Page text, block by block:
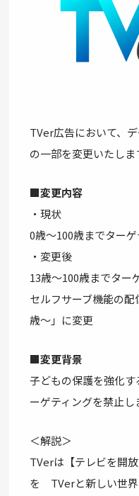
TVer広告において、
の一部を変更いたしま
■変更内容
・現状
0歳～100歳までター
・変更後
13歳～100歳までター
セルフサーブ機能の
歳～」に変更
■変更背景
子どもの保護を強化
ーゲティングを禁止し
＜解説＞
TVerは【テレビを開
を TVerと新しい世界